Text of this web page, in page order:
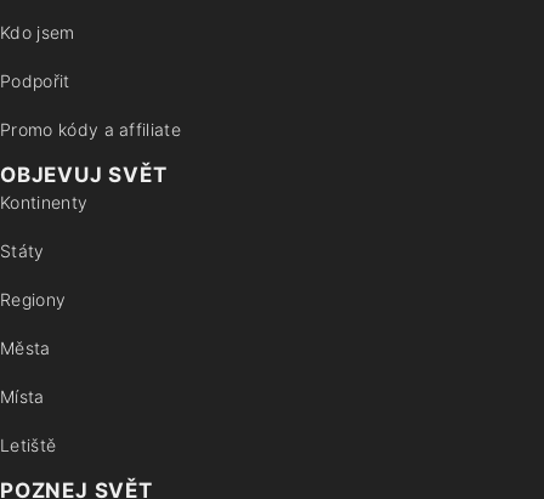
Kdo jsem
Podpořit
Promo kódy a affiliate
OBJEVUJ SVĚT
Kontinenty
Státy
Regiony
Města
Místa
Letiště
POZNEJ SVĚT